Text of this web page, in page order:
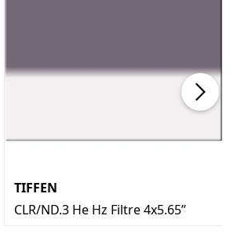
TIFFEN
CLR/ND.3 He Hz Filtre 4x5.65’’